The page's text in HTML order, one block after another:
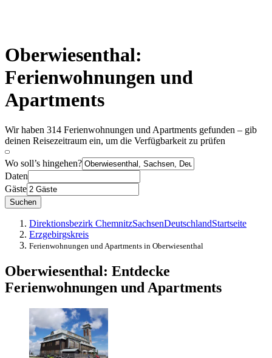
Oberwiesenthal:
Ferienwohnungen und
Apartments
Wir haben 314 Ferienwohnungen und Apartments gefunden – gib
deinen Reisezeitraum ein, um die Verfügbarkeit zu prüfen
Wo soll’s hingehen?
Daten
Gäste
Suchen
Direktionsbezirk ChemnitzSachsenDeutschlandStartseite
Erzgebirgskreis
Ferienwohnungen und Apartments in Oberwiesenthal
Oberwiesenthal: Entdecke
Ferienwohnungen und Apartments